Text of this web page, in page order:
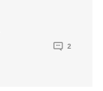
2